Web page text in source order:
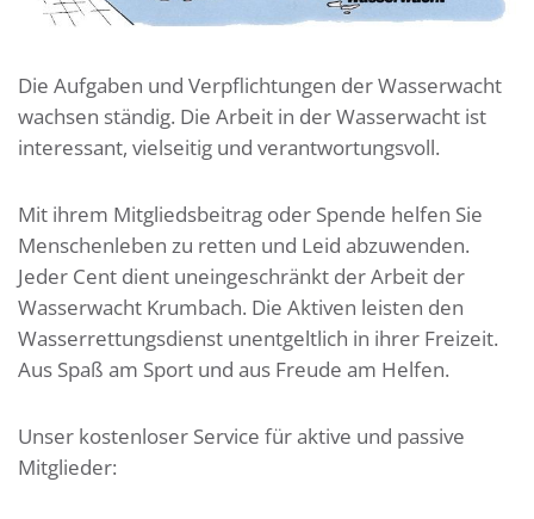
Die Aufgaben und Verpflichtungen der Wasserwacht
wachsen ständig. Die Arbeit in der Wasserwacht ist
interessant, vielseitig und verantwortungsvoll.
Mit ihrem Mitgliedsbeitrag oder Spende helfen Sie
Menschenleben zu retten und Leid abzuwenden.
Jeder Cent dient uneingeschränkt der Arbeit der
Wasserwacht Krumbach. Die Aktiven leisten den
Wasserrettungsdienst unentgeltlich in ihrer Freizeit.
Aus Spaß am Sport und aus Freude am Helfen.
Unser kostenloser Service für aktive und passive
Mitglieder: